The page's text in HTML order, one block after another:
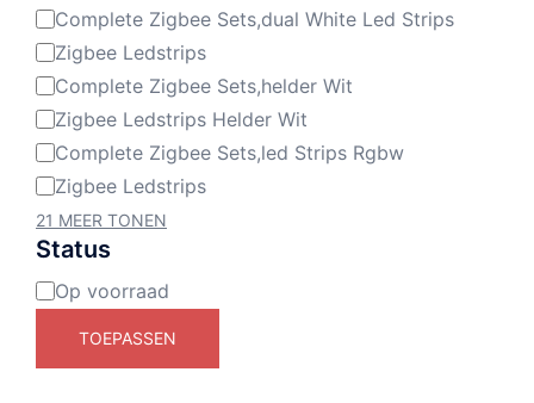
Complete Zigbee Sets,dual White Led Strips
Zigbee Ledstrips
Complete Zigbee Sets,helder Wit
Zigbee Ledstrips Helder Wit
Complete Zigbee Sets,led Strips Rgbw
Zigbee Ledstrips
21 MEER TONEN
Status
Beschikbaarheid
Op voorraad
TOEPASSEN